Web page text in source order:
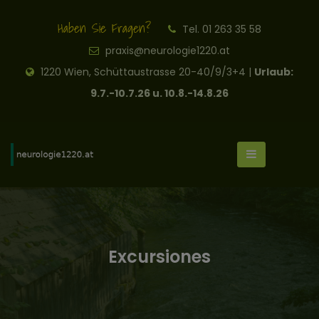
Haben Sie Fragen?
Tel. 01 263 35 58
praxis@neurologie1220.at
1220 Wien, Schüttaustrasse 20-40/9/3+4 | Urlaub:
9.7.-10.7.26 u. 10.8.-14.8.26
Excursiones